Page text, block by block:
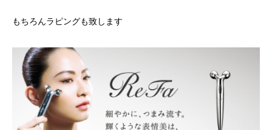
もちろんラピングも致します